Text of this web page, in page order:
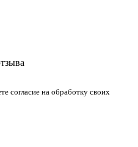
согласие на обработку своих